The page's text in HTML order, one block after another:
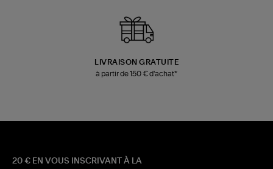
LIVRAISON GRATUITE
à partir de 150 € d'achat*
20 € EN VOUS INSCRIVANT À LA